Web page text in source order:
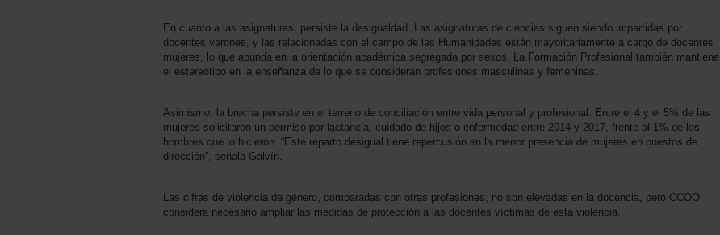
En cuanto a las asignaturas, persiste la desigualdad. Las asignaturas de ciencias siguen siendo impartidas por
docentes varones, y las relacionadas con el campo de las Humanidades están mayoritariamente a cargo de docentes
mujeres, lo que abunda en la orientación académica segregada por sexos. La Formación Profesional también mantiene
el estereotipo en la enseñanza de lo que se consideran profesiones masculinas y femeninas.
Asimismo, la brecha persiste en el terreno de conciliación entre vida personal y profesional. Entre el 4 y el 5% de las
mujeres solicitaron un permiso por lactancia, cuidado de hijos o enfermedad entre 2014 y 2017, frente al 1% de los
hombres que lo hicieron. “Este reparto desigual tiene repercusión en la menor presencia de mujeres en puestos de
dirección”, señala Galvín.
Las cifras de violencia de género, comparadas con otras profesiones, no son elevadas en la docencia, pero CCOO
considera necesario ampliar las medidas de protección a las docentes víctimas de esta violencia.